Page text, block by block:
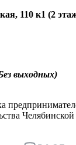
110 к1 (2
выходных)